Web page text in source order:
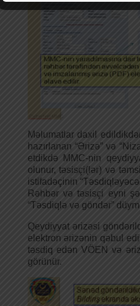
Məlumatlar daxil
hazırlanan “Ərizə” və
etdikdə MMC-nin
olunur, təsisçi(lər) və
istifadəçinin
Rəhbər və təsisçi eyni
“Təsdiqlə və göndər”
Qeydiyyat ərizəsi
elektron ərizənin qəbul
təsdiq edən VÖEN və
görünür.